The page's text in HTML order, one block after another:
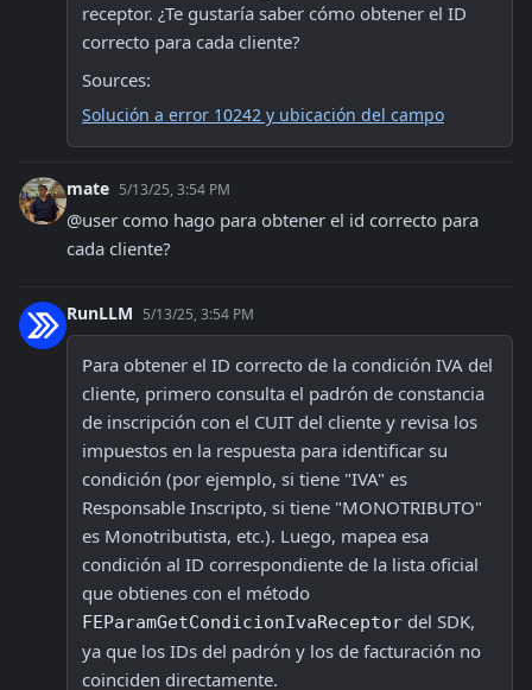
receptor. ¿Te gustaría saber cómo obtener el ID
correcto para cada cliente?
Sources:
Solución a error 10242 y ubicación del campo
mate 5/13/25, 3:54 PM
@user como hago para obtener el id correcto para
cada cliente?
RunLLM 5/13/25, 3:54 PM
Para obtener el ID correcto de la condición IVA del
cliente, primero consulta el padrón de constancia
de inscripción con el CUIT del cliente y revisa los
impuestos en la respuesta para identificar su
condición (por ejemplo, si tiene "IVA" es
Responsable Inscripto, si tiene "MONOTRIBUTO"
es Monotributista, etc.). Luego, mapea esa
condición al ID correspondiente de la lista oficial
FEParamGetCondicionIvaReceptor del SDK,
ya que los IDs del padrón y los de facturación no
coinciden directamente.